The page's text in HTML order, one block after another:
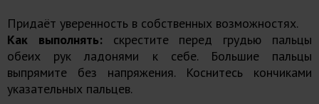
Придаёт уверенность в собственных возможностях.
Как выполнять:скрестите перед грудью пальцы
обеих рук ладонями к себе. Большие пальцы
выпрямите без напряжения. Коснитесь кончиками
указательных пальцев.